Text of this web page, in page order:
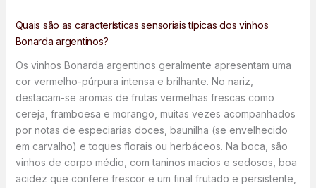
Quais são as características sensoriais típicas dos vinhos
Bonarda argentinos?
Os vinhos Bonarda argentinos geralmente apresentam uma
cor vermelho-púrpura intensa e brilhante. No nariz,
destacam-se aromas de frutas vermelhas frescas como
cereja, framboesa e morango, muitas vezes acompanhados
por notas de especiarias doces, baunilha (se envelhecido
em carvalho) e toques florais ou herbáceos. Na boca, são
vinhos de corpo médio, com taninos macios e sedosos, boa
acidez que confere frescor e um final frutado e persistente,